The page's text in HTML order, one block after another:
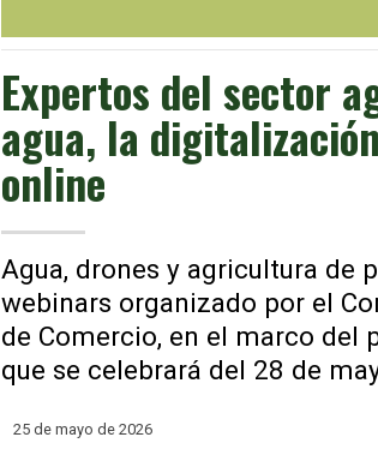
Expertos del sector
agua, la
online
Agua, drones y agricultura de
webinars organizado por el
de Comercio, en el marco del
que se celebrará del 28 de
25 de mayo de 2026